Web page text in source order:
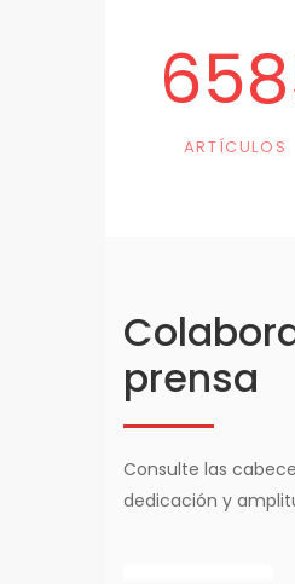
ARTÍCULOS
prensa
Consulte las
dedicación y